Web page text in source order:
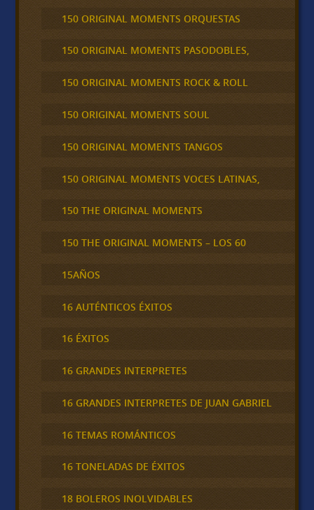
150 ORIGINAL MOMENTS ORQUESTAS
150 ORIGINAL MOMENTS PASODOBLES,
150 ORIGINAL MOMENTS ROCK & ROLL
150 ORIGINAL MOMENTS SOUL
150 ORIGINAL MOMENTS TANGOS
150 ORIGINAL MOMENTS VOCES LATINAS,
150 THE ORIGINAL MOMENTS
150 THE ORIGINAL MOMENTS – LOS 60
15AÑOS
16 AUTÉNTICOS ÉXITOS
16 ÉXITOS
16 GRANDES INTERPRETES
16 GRANDES INTERPRETES DE JUAN GABRIEL
16 TEMAS ROMÁNTICOS
16 TONELADAS DE ÉXITOS
18 BOLEROS INOLVIDABLES